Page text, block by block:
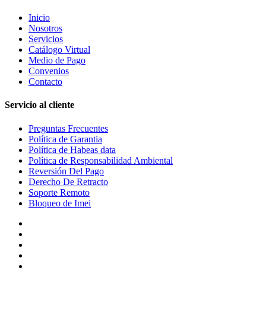
Inicio
Nosotros
Servicios
Catálogo Virtual
Medio de Pago
Convenios
Contacto
Servicio al cliente
Preguntas Frecuentes
Política de Garantia
Política de Habeas data
Política de Responsabilidad Ambiental
Reversión Del Pago
Derecho De Retracto
Soporte Remoto
Bloqueo de Imei